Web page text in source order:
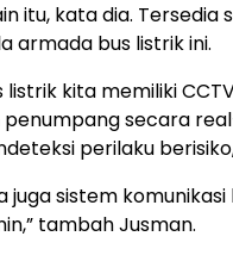
itu, kata dia.
armada bus listrik ini.
listrik kita memiliki
penumpang secara
perilaku
juga sistem
tambah Jusman.